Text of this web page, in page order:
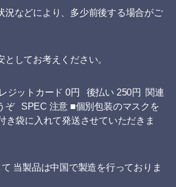
などにより、多少前後する場合がご
してお考えください。
ジットカード 0円 後払い 250円 関連
ぞ SPEC 注意 ■個別包装のマスクを
き袋に入れて発送させていただきま
当製品は中国で製造を行っておりま